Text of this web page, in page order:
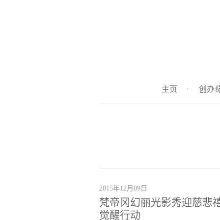
主页 · 创办
2015年12月09日
梵帝冈幻丽光影秀迎慈悲
觉醒行动